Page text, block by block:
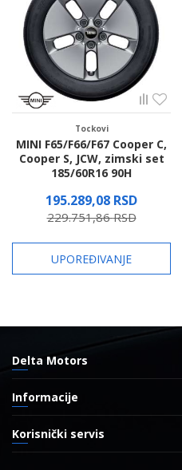
Tockovi
MINI F65/F66/F67 Cooper C,
Cooper S, JCW, zimski set
185/60R16 90H
195.289,08 RSD
229.751,86RSD
Proverite dostupnost
UPOREĐIVANJE
Delta Motors
Radnička 8
11000 Beograd, Srbija
Informacije
O nama
Reklamacije
Korisnički servis
Uslovi korišćenja i prodaje